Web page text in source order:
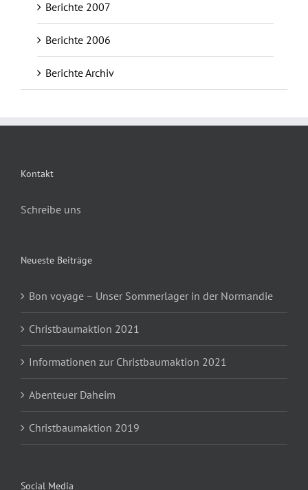
Berichte 2007
Berichte 2006
Berichte Archiv
Kontakt
Schreibe uns
Neueste Beiträge
Bon voyage – Unser Sommerlager in der Normandie
Christbaumaktion 2021
Informationen zur Christbaumaktion 2021
Abenteuer Daheim
Christbaumaktion 2019
Social Media